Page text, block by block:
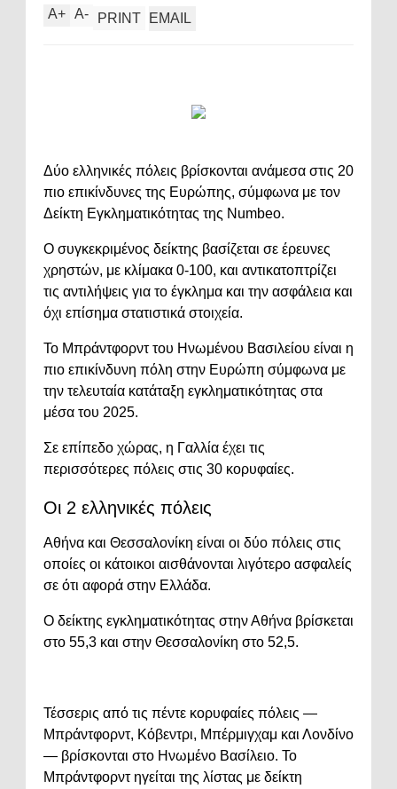
A+ A- PRINT EMAIL
Δύο ελληνικές πόλεις βρίσκονται ανάμεσα στις 20
πιο επικίνδυνες της Ευρώπης, σύμφωνα με τον
Δείκτη Εγκληματικότητας της Numbeo.
Ο συγκεκριμένος δείκτης βασίζεται σε έρευνες
χρηστών, με κλίμακα 0-100, και αντικατοπτρίζει
τις αντιλήψεις για το έγκλημα και την ασφάλεια και
όχι επίσημα στατιστικά στοιχεία.
Το Μπράντφορντ του Ηνωμένου Βασιλείου είναι η
πιο επικίνδυνη πόλη στην Ευρώπη σύμφωνα με
την τελευταία κατάταξη εγκληματικότητας στα
μέσα του 2025.
Σε επίπεδο χώρας, η Γαλλία έχει τις
περισσότερες πόλεις στις 30 κορυφαίες.
Οι 2 ελληνικές πόλεις
Αθήνα και Θεσσαλονίκη είναι οι δύο πόλεις στις
οποίες οι κάτοικοι αισθάνονται λιγότερο ασφαλείς
σε ότι αφορά στην Ελλάδα.
Ο δείκτης εγκληματικότητας στην Αθήνα βρίσκεται
στο 55,3 και στην Θεσσαλονίκη στο 52,5.
Τέσσερις από τις πέντε κορυφαίες πόλεις —
Μπράντφορντ, Κόβεντρι, Μπέρμιγχαμ και Λονδίνο
— βρίσκονται στο Ηνωμένο Βασίλειο. Το
Μπράντφορντ ηγείται της λίστας με δείκτη